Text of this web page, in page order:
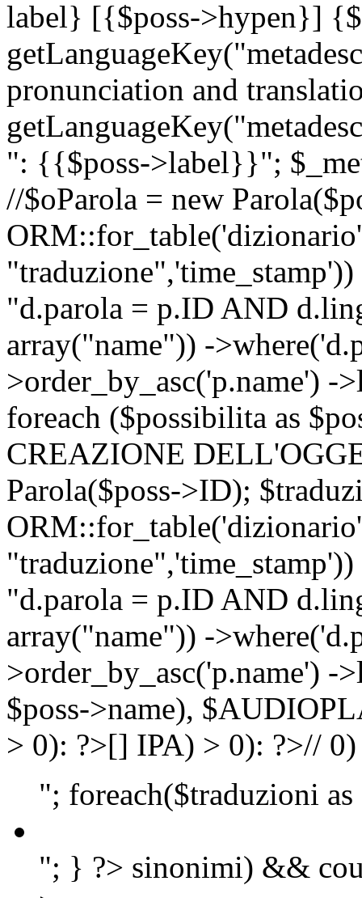
label} [{$poss->hypen}]
pronunciation and
": {{$poss->label}}";
//$oParola = new
"d.parola = p.ID AND
array("name")) -
>order_by_asc('p.name')
foreach ($possibilita as
CREAZIONE
Parola($poss->ID);
"d.parola = p.ID AND
array("name")) -
>order_by_asc('p.name')
$poss->name),
> 0): ?>[] IPA) > 0): ?>//
"; foreach($traduzioni
"; } ?> sinonimi) &&